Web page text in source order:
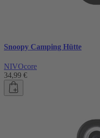
Snoopy Camping Hütte
NIVOcore
34,99 €